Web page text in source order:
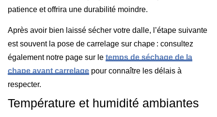
patience et offrira une durabilité moindre.
Après avoir bien laissé sécher votre dalle, l’étape suivante
est souvent la pose de carrelage sur chape : consultez
également notre page sur le temps de séchage de la
chape avant carrelage pour connaître les délais à
respecter.
Température et humidité ambiantes